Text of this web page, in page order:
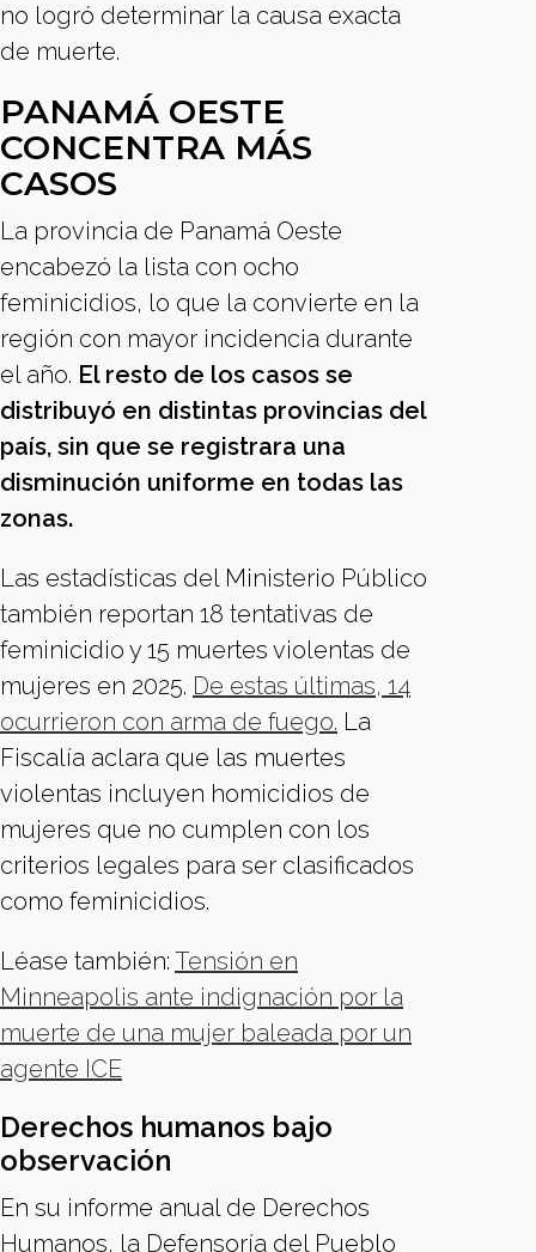
no logró determinar la causa exacta
de muerte.
PANAMÁ OESTE
CONCENTRA MÁS
CASOS
La provincia de Panamá Oeste
encabezó la lista con ocho
feminicidios, lo que la convierte en la
región con mayor incidencia durante
el año. El resto de los casos se
distribuyó en distintas provincias del
país, sin que se registrara una
disminución uniforme en todas las
zonas.
Las estadísticas del Ministerio Público
también reportan 18 tentativas de
feminicidio y 15 muertes violentas de
mujeres en 2025. De estas últimas, 14
ocurrieron con arma de fuego. La
Fiscalía aclara que las muertes
violentas incluyen homicidios de
mujeres que no cumplen con los
criterios legales para ser clasificados
como feminicidios.
Léase también: Tensión en
Minneapolis ante indignación por la
muerte de una mujer baleada por un
agente ICE
Derechos humanos bajo
observación
En su informe anual de Derechos
Humanos, la Defensoría del Pueblo